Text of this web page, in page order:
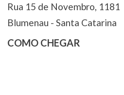
Rua 15 de Novembro, 1181
Blumenau - Santa Catarina
COMO CHEGAR